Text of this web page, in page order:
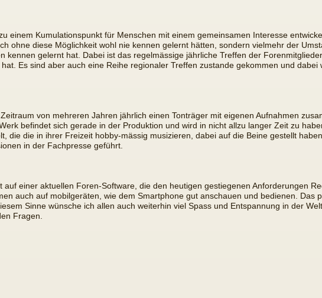
einem Kumulationspunkt für Menschen mit einem gemeinsamen Interesse
ohne diese Möglichkeit wohl nie kennen gelernt hätten, sondern vielmehr der
kennen gelernt hat. Dabei ist das regelmässige jährliche Treffen der
Es sind aber auch eine Reihe regionaler Treffen zustande gekommen und dabei
von mehreren Jahren jährlich einen Tonträger mit eigenen Aufnahmen
befindet sich gerade in der Produktion und wird in nicht allzu langer Zeit zu
die die in ihrer Freizeit hobby-mässig musizieren, dabei auf die Beine gestellt
in der Fachpresse geführt.
einer aktuellen Foren-Software, die den heutigen gestiegenen Anforderungen
auch auf mobilgeräten, wie dem Smartphone gut anschauen und bedienen. Das
Sinne wünsche ich allen auch weiterhin viel Spass und Entspannung in der
Fragen.